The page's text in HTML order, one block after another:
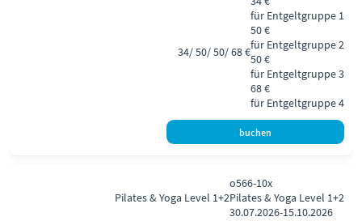
34/ 50/ 50/ 68 €
für Entgeltgruppe 1
50 €
für Entgeltgruppe 2
50 €
für Entgeltgruppe 3
68 €
für Entgeltgruppe 4
Pilates & Yoga Level 1+2
o566-10x
Pilates & Yoga Level 1+2
30.07.2026-15.10.2026